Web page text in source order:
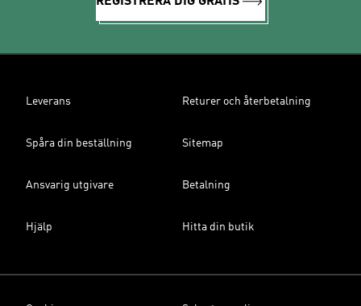
Leverans Returer och återbetalning
Spåra din beställning Sitemap
Ansvarig utgivare Betalning
Hjälp Hitta din butik